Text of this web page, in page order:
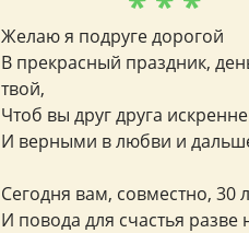
Желаю я подруге дорогой
В прекрасный праздник,
твой,
Чтоб вы друг друга
И верными в любви и
Сегодня вам, совместно, 30
И повода для счастья разве